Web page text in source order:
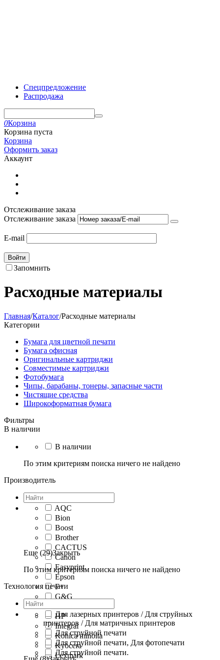
Спецпредложение
Распродажа
0Корзина
Корзина пуста
Корзина
Оформить заказ
Аккаунт
Отслеживание заказа
Отслеживание заказа
E-mail
Войти
Запомнить
Расходные материалы
Главная/Каталог/Расходные материалы
Категории
Бумага для цветной печати
Бумага офисная
Оригинальные картриджи
Совместимые картриджи
Фотобумага
Чипы, барабаны, тонеры, запасные части
Чистящие средства
Широкоформатная бумага
Фильтры
В наличии
В наличии
По этим критериям поиска ничего не найдено
Производитель
AQC
Bion
Boost
Brother
CACTUS
Canon
Easyprint
Epson
F+
G&G
HP
Integral
Konica minolta
Kyocera
Lexmark
Еще (29)Закрыть
По этим критериям поиска ничего не найдено
Технология печати
Для лазерных принтеров / Для струйных
принтеров / Для матричных принтеров
Для струйной печати
Для струйной печати, Для фотопечати
Для струйной печати.